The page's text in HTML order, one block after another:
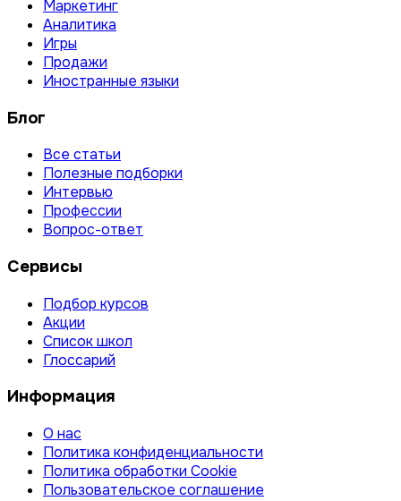
Маркетинг
Аналитика
Игры
Продажи
Иностранные языки
Блог
Все статьи
Полезные подборки
Интервью
Профессии
Вопрос-ответ
Сервисы
Подбор курсов
Акции
Список школ
Глоссарий
Информация
О нас
Политика конфиденциальности
Политика обработки Cookie
Пользовательское соглашение